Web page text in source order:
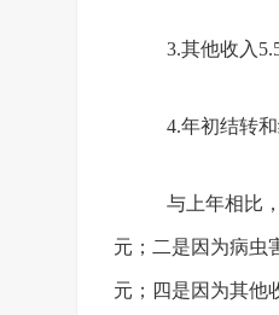
3.其他收入
4.年初结转
与上年相比
元；二是因为病虫
元；四是因为其他